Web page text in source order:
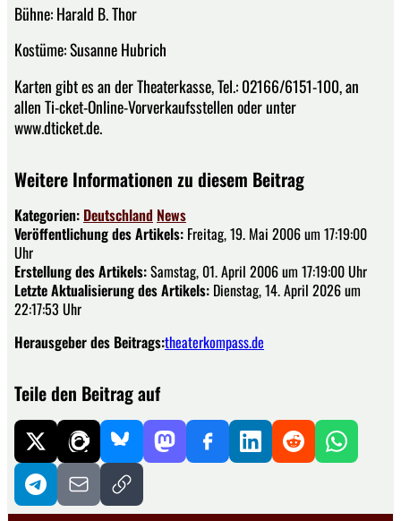
Bühne: Harald B. Thor
Kostüme: Susanne Hubrich
Karten gibt es an der Theaterkasse, Tel.: 02166/6151-100, an
allen Ti-cket-Online-Vorverkaufsstellen oder unter
www.dticket.de.
Weitere Informationen zu diesem Beitrag
Kategorien: Deutschland News
Veröffentlichung des Artikels: Freitag, 19. Mai 2006 um 17:19:00
Uhr
Erstellung des Artikels:Samstag, 01. April 2006 um 17:19:00 Uhr
Letzte Aktualisierung des Artikels: Dienstag, 14. April 2026 um
22:17:53 Uhr
Herausgeber des Beitrags:theaterkompass.de
Teile den Beitrag auf